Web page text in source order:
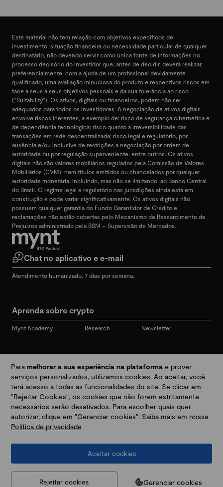
Este material não tem relação com objetivos específicos de
investimento, situação financeira ou necessidade particular de qualquer
destinatário, não devendo servir como única fonte de informações no
processo decisório do investidor que, antes de decidir, deverá realizar,
preferencialmente, com a ajuda de um profissional devidamente
qualificado, uma avaliação minuciosa do produto e respectivos riscos em
face a seus a seus objetivos pessoais e da sua tolerância ao risco
(“Suitability”). Os ativos, digitais ou financeiros, podem não ser
adequados para todos os investidores. A negociação de ativos digitais
envolve riscos inerentes, a exemplo de: risco de segurança cibernética e
de dependência tecnológica; risco quanto à irreversibilidade das
transações em rede descentralizada; risco legal e regulatório, por
ausência e/ou inclusive de restrições a negociação por ordem de
autoridade ou por regulação superveniente, entre outros. Os ativos
digitais não são valores mobiliários regulados pela Comissão de Valores
Mobiliários (CVM), nem títulos emitidos ou chancelados por qualquer
autoridade monetária, incluindo, mas não se limitando, ao Banco Central
do Brasil. O regime legal e regulatório nas jurisdições ainda está em
construção e pode variar significativamente. Os ativos digitais não
possuem qualquer garantia do Fundo Garantidor de Crédito e
reclamações não estão cobertas pelo Mecanismo de Ressarcimento de
Prejuízos administrado pela BSM – Supervisão de Mercados.
Aprenda sobre crypto
Mynt Academy Research Newsletter
Chat no aplicativo e e-mail
Atendimento humanizado, 7 dias por semana.
Redes sociais
Desbloqueie seu mundo crypto
Av. Brigadeiro Faria Lima, 3447, 9 andar - sala 11 - Itaim Bibi - São Paulo, SP, 04538-133,
Prevenção a golpes e fraudes|Regulamentos
Paramelhorar a sua experiência na plataforma e prover
serviços personalizados, utilizamos cookies. Ao aceitar, você
terá acesso a todas as funcionalidades do site. Se clicar em
"Rejeitar Cookies", os cookies que não forem estritamente
necessários serão desativados. Para escolher quais quer
autorizar, clique em "Gerenciar cookies". Saiba mais em nossa
Política de privacidade
Gerenciar cookies
Aceitar cookies
Rejeitar cookies